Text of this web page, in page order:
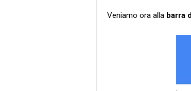
Veniamo ora alla barra